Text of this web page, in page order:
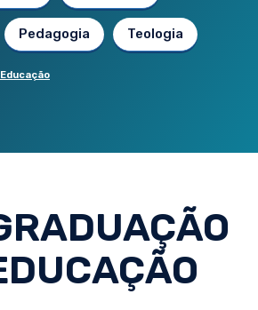
Pedagogia Teologia